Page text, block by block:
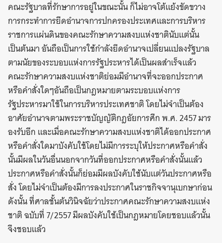
คณะรัฐบาลที่รักษาการอยู่ในขณะนั้น ก็ไม่อาจโต้แย้งขัดขวาง
การกระทำการยึดอำนาจการปกครองประเทศและการบริหาร
ราชการแผ่นดินของคณะรักษาความสงบแห่งชาตินับแต่นั้น
เป็นต้นมา อันถือเป็นการใช้กำลังยึดอำนาจเปลี่ยนแปลงรัฐบาล
ตามนัยของระบอบแห่งการรัฐประหารได้เป็นผลสำเร็จแล้ว
คณะรักษาความสงบแห่งชาติย่อมมีอำนาจที่จะออกประกาศ
หรือคำสั่งใดๆอันถือเป็นกฎหมายตามระบอบแห่งการ
รัฐประหารมาใช้ในการบริหารประเทศชาติ โดยไม่จำเป็นต้อง
อาศัยอำนาจตามพระราชบัญญัติกฎอัยการศึก พ.ศ. 2457 มาร
องรับอีก และเมื่อคณะรักษาความสงบแห่งชาติได้ออกประกาศ
หรือคำสั่งใดมาบังคับใช้โดยไม่มีการระบุให้ประกาศหรือคำสั่ง
นั้นมีผลในวันอื่นนอกจากวันที่ออกประกาศหรือคำสั่งนั้นแล้ว
ประกาศหรือคำสั่งนั้นก็ย่อมมีผลบังคับใช้นับแต่วันประกาศหรือ
สั่ง โดยไม่จำเป็นต้องมีการลงประกาศในราชกิจจานุเบกษาก่อน
ดังนั้น ที่ศาลชั้นต้นวินิจฉัยว่าประกาศคณะรักษาความสงบแห่ง
ชาติ ฉบับที่ 7/2557 มีผลบังคับใช้เป็นกฎหมายโดยชอบแล้วนั้น
จึงชอบแล้ว